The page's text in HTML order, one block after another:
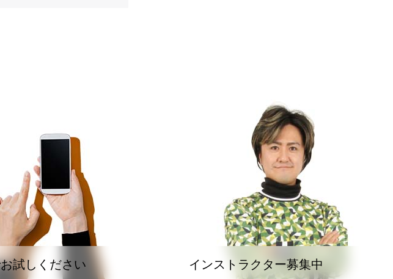
試しください インストラクター募集中